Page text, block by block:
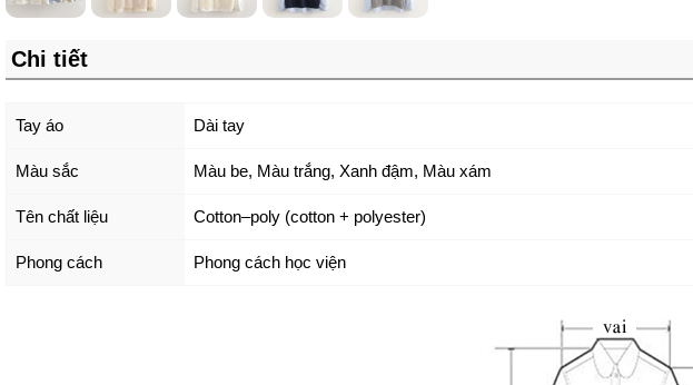
Chi tiết
Tay áo Dài tay
Màu sắc Màu be, Màu trắng, Xanh đậm, Màu xám
Tên chất liệu Cotton–poly (cotton + polyester)
Phong cách Phong cách học viện